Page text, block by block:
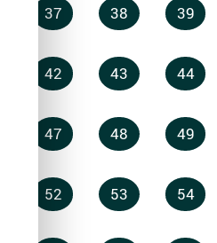
37 38 39
42 43 44
47 48 49
52 53 54